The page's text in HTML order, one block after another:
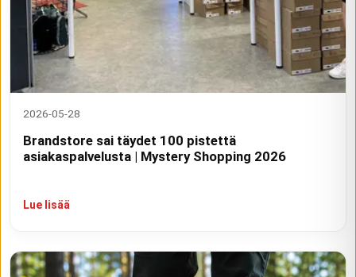
2026-05-28
Brandstore sai täydet 100 pistettä
asiakaspalvelusta | Mystery Shopping 2026
Lue lisää